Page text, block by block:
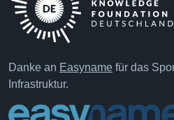
Danke an Easyname für das
Infrastruktur.